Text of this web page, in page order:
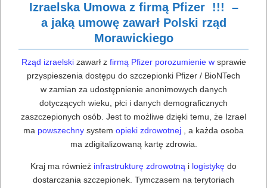
Izraelska Umowa z firmą Pfizer !!! –
a jaką umowę zawarł Polski rząd
Morawickiego
Rząd izraelskizawarł z firmą Pfizer porozumienie wsprawie
przyspieszenia dostępu do szczepionki Pfizer / BioNTech
w zamian za udostępnienie anonimowych danych
dotyczących wieku, płci i danych demograficznych
zaszczepionych osób. Jest to możliwe dzięki temu, że Izrael
ma powszechny system opieki zdrowotnej , a każda osoba
ma zdigitalizowaną kartę zdrowia.
Kraj ma również infrastrukturę zdrowotną i logistykę do
dostarczania szczepionek. Tymczasem na terytoriach